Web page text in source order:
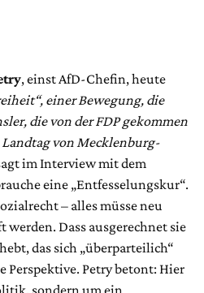
, einst AfD-Chefin, heute
einer Bewegung, die
die von der FDP gekommen
von Mecklenburg-
im Interview mit dem
eine „Entfesselungskur“.
– alles müsse neu
werden. Dass ausgerechnet sie
das sich „überparteilich“
Perspektive. Petry betont: Hier
sondern um ein